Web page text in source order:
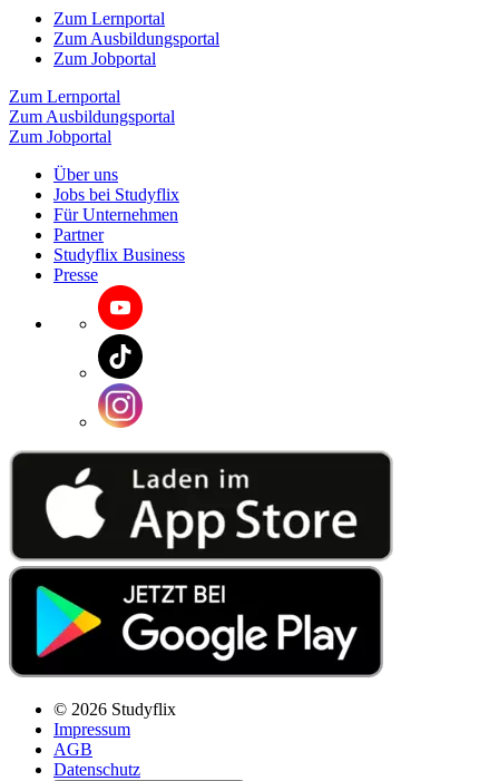
Zum Lernportal
Zum Ausbildungsportal
Zum Jobportal
Zum Lernportal
Zum Ausbildungsportal
Zum Jobportal
Über uns
Jobs bei Studyflix
Für Unternehmen
Partner
Studyflix Business
Presse
© 2026 Studyflix
Impressum
AGB
Datenschutz